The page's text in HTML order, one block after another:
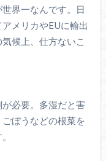
界一なんです。日
メリカやEUに輸出
候上、仕方ないこ
必要。多湿だと害
ぼうなどの根菜を